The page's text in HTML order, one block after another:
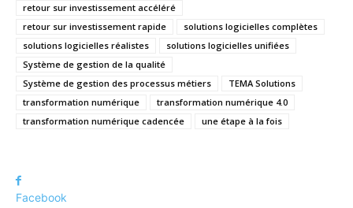
retour sur investissement accéléré
retour sur investissement rapide
solutions logicielles complètes
solutions logicielles réalistes
solutions logicielles unifiées
Système de gestion de la qualité
Système de gestion des processus métiers
TEMA Solutions
transformation numérique
transformation numérique 4.0
transformation numérique cadencée
une étape à la fois
Facebook